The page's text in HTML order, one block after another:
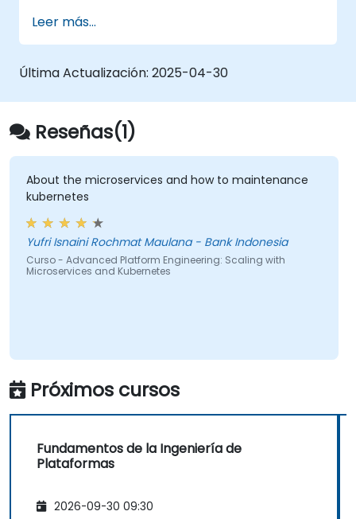
Diseñar e implementar plataformas
internas para desarrolladores (IDP) que
mejoren la eficiencia.
infraestructura y el despliegue de
aplicaciones.
Integrar la seguridad y el cumplimiento
normativo en el diseño de la plataforma.
Leer más...
Última Actualización: 2025-04-30
Reseñas(1)
About the microservices and how to maintenance
kubernetes
Yufri Isnaini Rochmat Maulana - Bank Indonesia
Curso - Advanced Platform Engineering: Scaling with
Microservices and Kubernetes
Próximos cursos
Fundamentos de la Ingeniería de
Plataformas
2026-09-30 09:30